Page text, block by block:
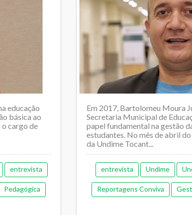
educação
básica ao
o cargo de
entrevista
Pedagógica
Em 2017, Bartolomeu Moura
Secretaria Municipal de
papel fundamental na gestão
estudantes. No mês de abril
da Undime Tocant...
entrevista Undime
Reportagens Conviva